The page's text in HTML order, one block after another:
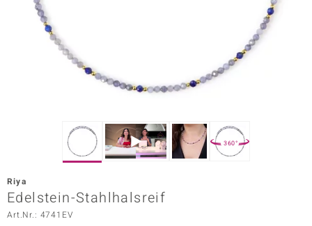
Edition
Vogue
360°
Riya
Edelstein-Stahlhalsreif
Art.Nr.: 4741EV